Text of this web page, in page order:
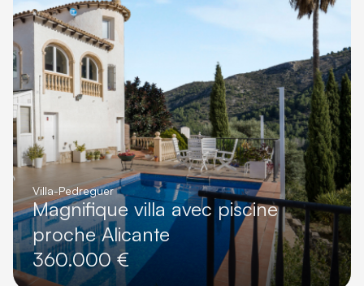
Villa-Pedreguer
Magnifique villa avec piscine
proche Alicante
360.000 €